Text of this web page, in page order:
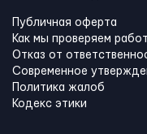
Публичная оферта
Как мы проверяем
Отказ от
Современное
Политика жалоб
Кодекс этики